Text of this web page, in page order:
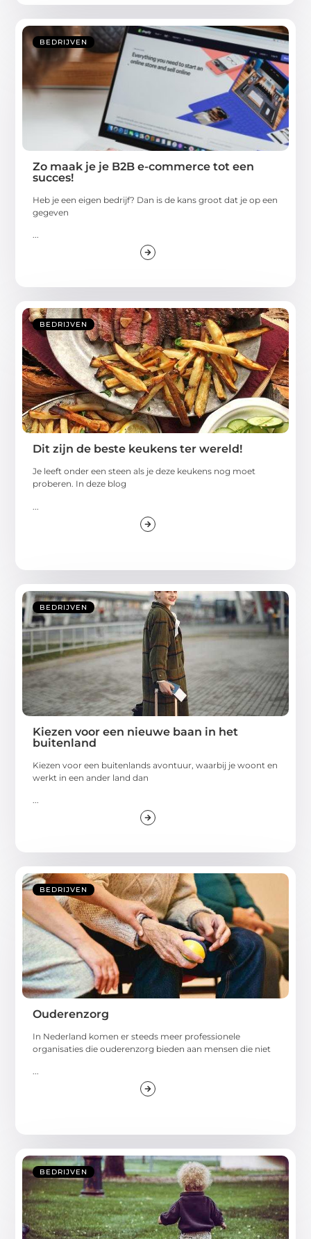
BEDRIJVEN
Zo maak je je B2B e-commerce tot een
succes!
Heb je een eigen bedrijf? Dan is de kans groot dat je op een
gegeven
...
BEDRIJVEN
Dit zijn de beste keukens ter wereld!
Je leeft onder een steen als je deze keukens nog moet
proberen. In deze blog
BEDRIJVEN
Kiezen voor een nieuwe baan in het
buitenland
Kiezen voor een buitenlands avontuur, waarbij je woont en
werkt in een ander land dan
BEDRIJVEN
Ouderenzorg
In Nederland komen er steeds meer professionele
organisaties die ouderenzorg bieden aan mensen die niet
...
BEDRIJVEN